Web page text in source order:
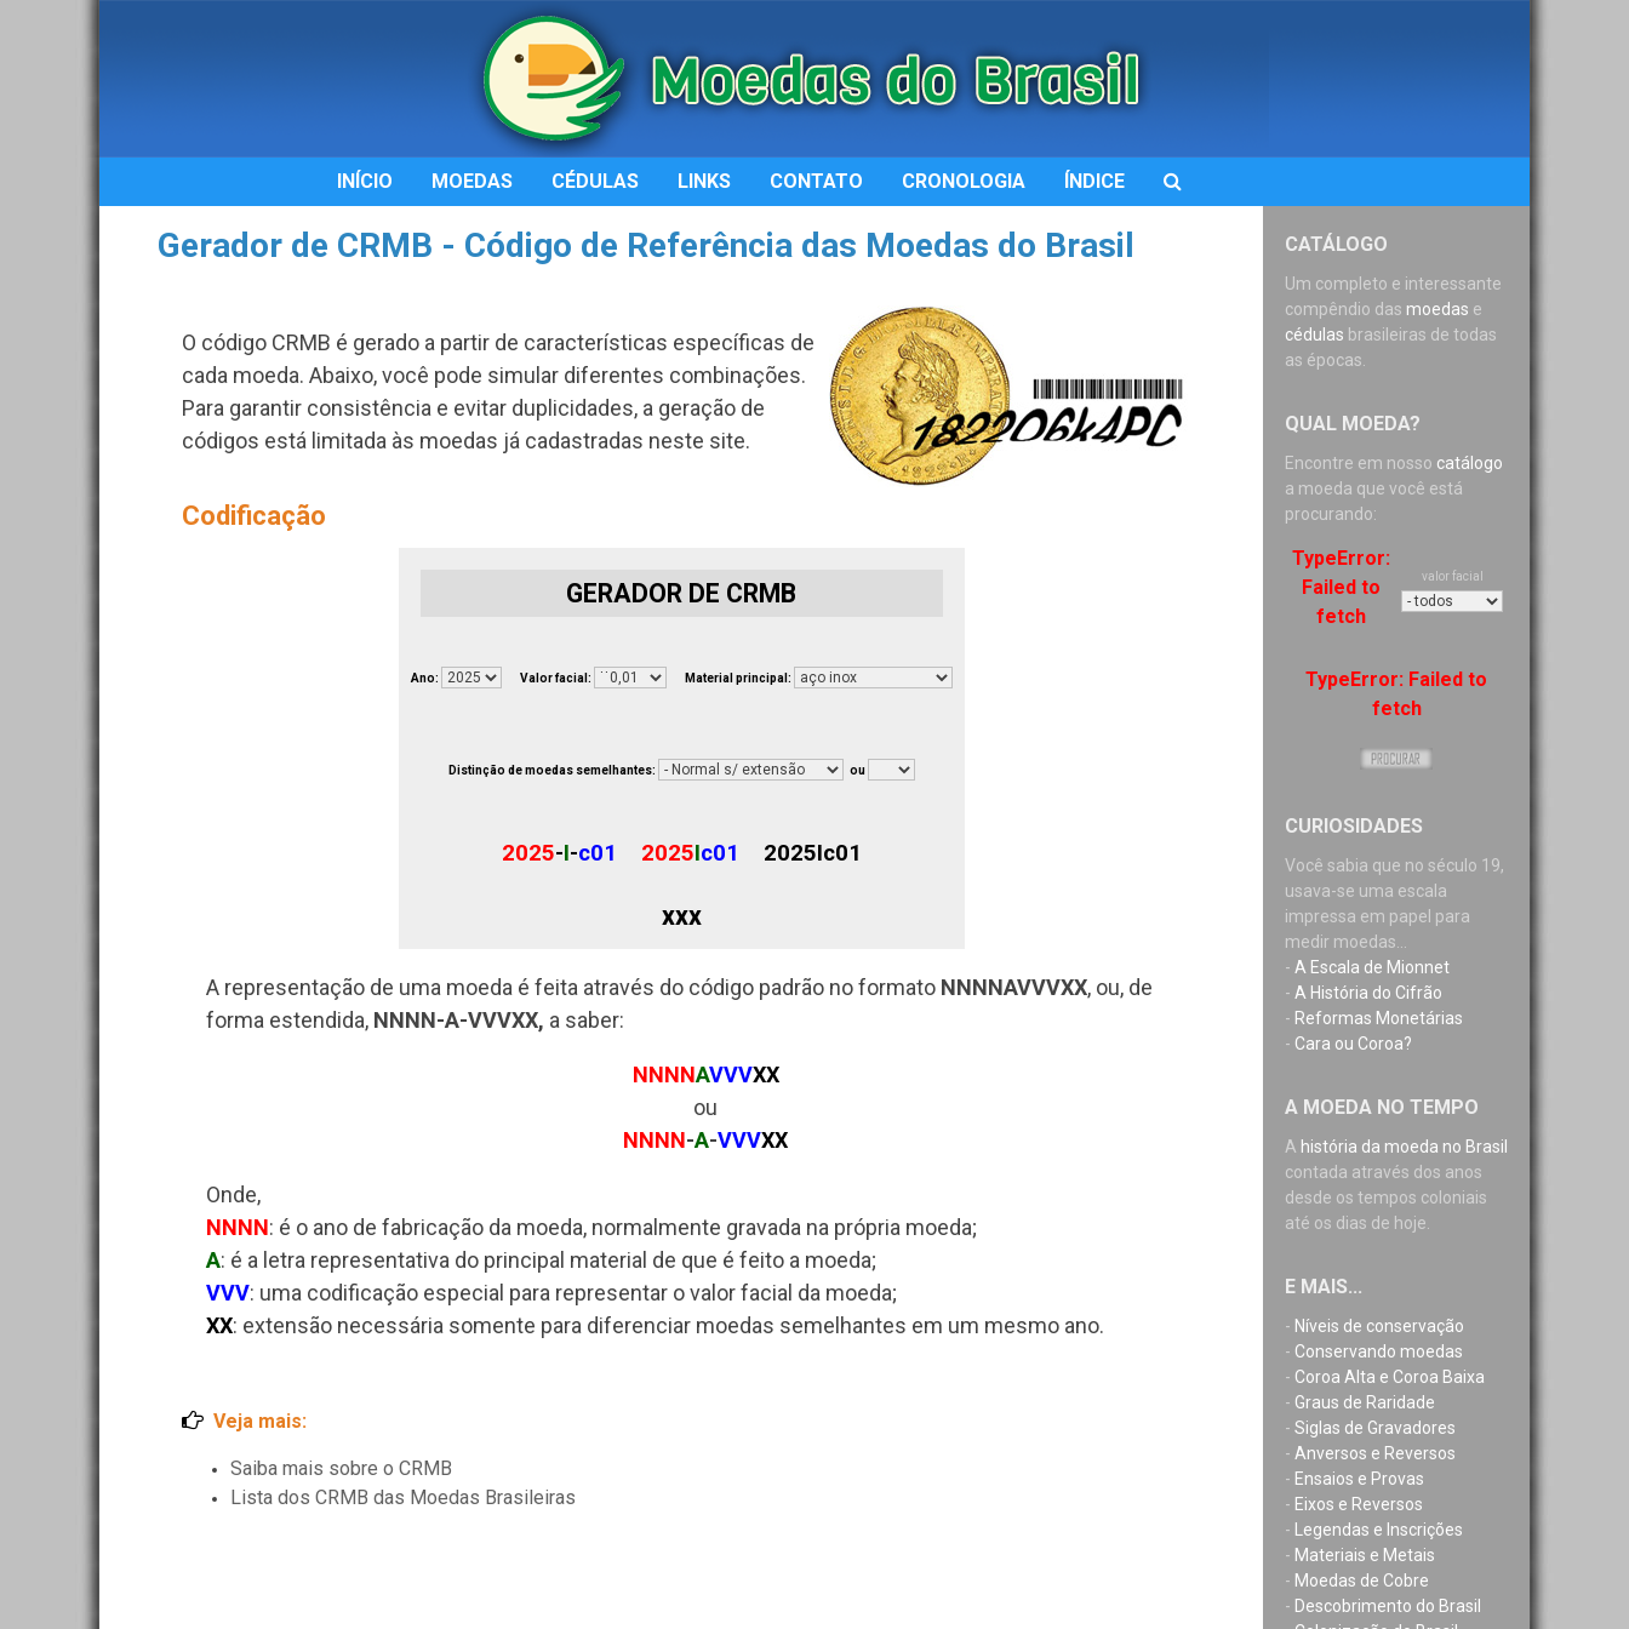
INÍCIO MOEDAS CÉDULAS LINKS CONTATO CRONOLOGIA ÍNDICE
CATÁLOGO
Um completo e interessante
compêndio das moedas e
cédulas brasileiras de todas
as épocas.
QUAL MOEDA?
Encontre em nosso catálogo
a moeda que você está
procurando:
TypeError:
Failed to
fetch
valor facial
TypeError: Failed to
fetch
CURIOSIDADES
Você sabia que no século 19,
usava-se uma escala
impressa em papel para
medir moedas...
- A Escala de Mionnet
- A História do Cifrão
- Reformas Monetárias
- Cara ou Coroa?
A MOEDA NO TEMPO
A história da moeda no Brasil
contada através dos anos
desde os tempos coloniais
até os dias de hoje.
E MAIS...
- Níveis de conservação
- Conservando moedas
- Coroa Alta e Coroa Baixa
- Graus de Raridade
- Siglas de Gravadores
- Anversos e Reversos
- Ensaios e Provas
- Eixos e Reversos
-
Legendas e Inscrições
- Materiais e Metais
- Moedas de Cobre
- Descobrimento do Brasil
Gerador de CRMB - Código de Referência das Moedas do Brasil
O código CRMB é gerado a partir de características específicas de
cada moeda. Abaixo, você pode simular diferentes combinações.
Para garantir consistência e evitar duplicidades, a geração de
códigos está limitada às moedas já cadastradas neste site.
Codificação
GERADOR DE CRMB
Ano: Valor facial: Material principal:
Distinção de moedas semelhantes: ou
2025-I-c01 2025Ic01 2025Ic01
xxx
A representação de uma moeda é feita através do código padrão no formato NNNNAVVVXX, ou, de
forma estendida, NNNN-A-VVVXX, a saber:
NNNNAVVVXX
ou
NNNN-A-VVVXX
Onde,
NNNN: é o ano de fabricação da moeda, normalmente gravada na própria moeda;
A: é a letra representativa do principal material de que é feito a moeda;
VVV: uma codificação especial para representar o valor facial da moeda;
XX: extensão necessária somente para diferenciar moedas semelhantes em um mesmo ano.
Saiba mais sobre o CRMB
Lista dos CRMB das Moedas Brasileiras